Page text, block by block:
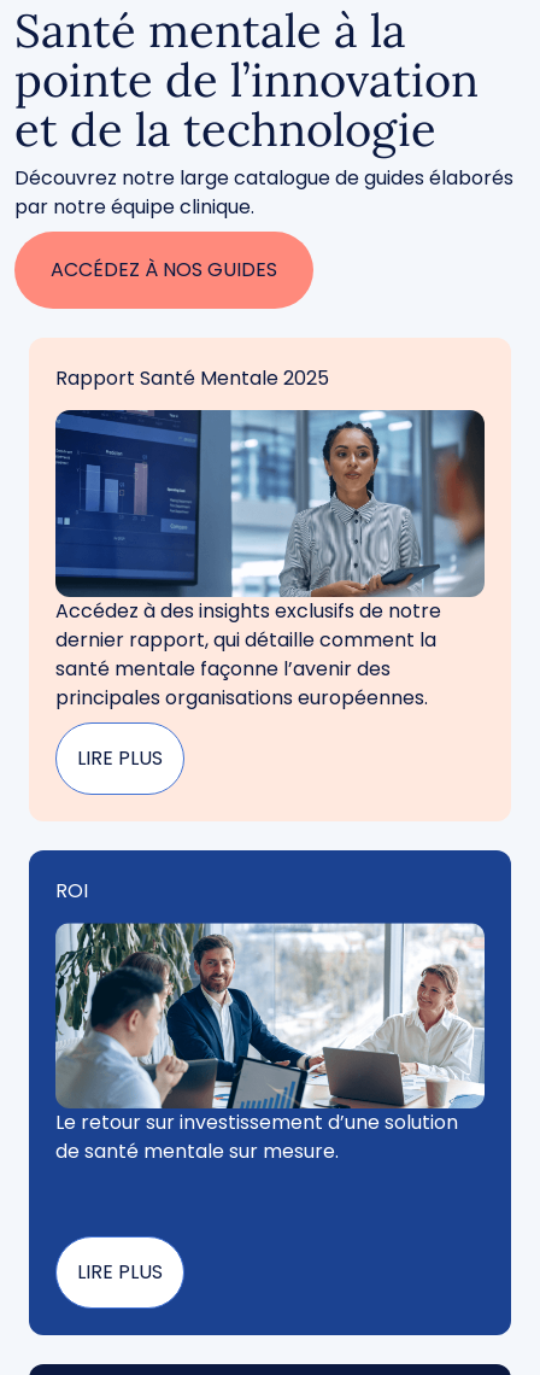
Santé mentale à la
pointe de l’innovation
et de la technologie
Découvrez notre large catalogue de guides élaborés
par notre équipe clinique.
ACCÉDEZ À NOS GUIDES
Rapport Santé Mentale 2025
Accédez à des insights exclusifs de notre
dernier rapport, qui détaille comment la
santé mentale façonne l’avenir des
principales organisations européennes.
LIRE PLUS
ROI
Le retour sur investissement d’une solution
de santé mentale sur mesure.
LIRE PLUS